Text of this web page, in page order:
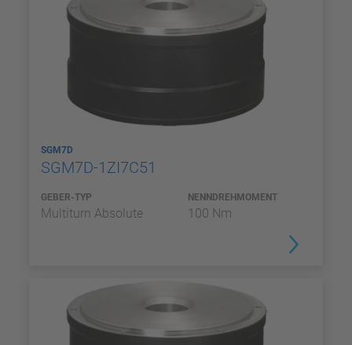
SGM7D
SGM7D-1ZI7C51
GEBER-TYP
Multiturn Absolute
NENNDREHMOMENT
100 Nm